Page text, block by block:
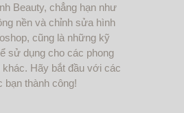
Beauty, chẳng hạn như
nền và chỉnh sửa hình
cũng là những kỹ
sử dụng cho các phong
Hãy bắt đầu với các
bạn thành công!